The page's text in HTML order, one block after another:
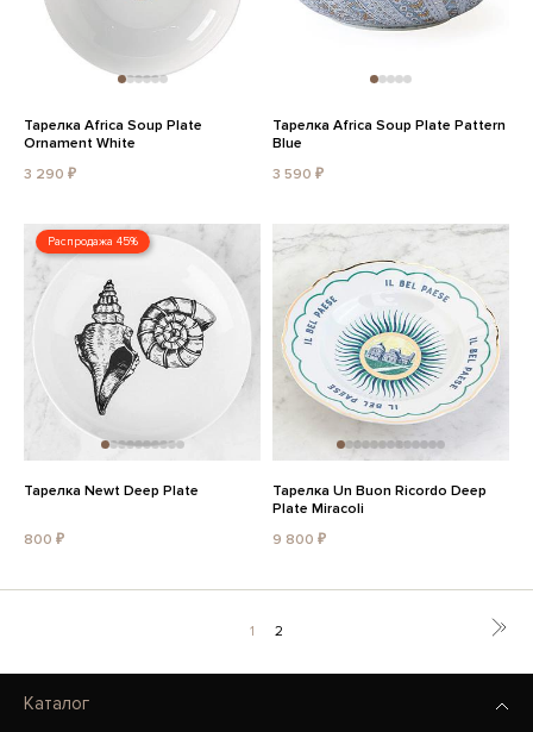
Тарелка Africa Soup Plate
Ornament White
3 290 ₽
Тарелка Africa Soup Plate Pattern
Blue
3 590 ₽
Распродажа 45%
Тарелка Newt Deep Plate
800 ₽
Тарелка Un Buon Ricordo Deep
Plate Miracoli
9 800 ₽
1 2
Каталог